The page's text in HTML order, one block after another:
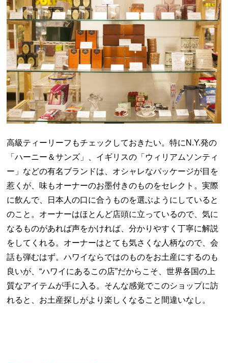
高級ティーリーフもチェックしておきたい。特に N.Y.発の
「ハーニー＆サンズ」、イギリスの「ウィリアムソンティ
ー」などの有名ブランドは、オシャレなパッケージが目を
惹くが、味もオーナーのお墨付きのものをセレクト。実際
に飲んで、日本人の口に合うものを選ぶようにしていると
のこと。オーナーはほとんど店頭に立っているので、気に
なるものがあれば声をかければ、分かりやすく丁寧に解説
をしてくれる。オーナーはとても気さくな人柄なので、会
話も弾むはず。ハワイならではのものをお土産にするのも
良いが、“ハワイにあるこの店”だからこそ、世界各国の上
質なアイテムが手に入る。そんな感覚でこのショップに訪
れると、お土産探しがより楽しくなること 間違いなし。